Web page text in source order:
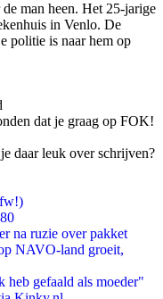
man heen. Het 25-jarige
in Venlo. De
politie is naar hem op
dat je graag op FOK!
daar leuk over schrijven?
na ruzie over pakket
NAVO-land groeit,
gefaald als moeder"